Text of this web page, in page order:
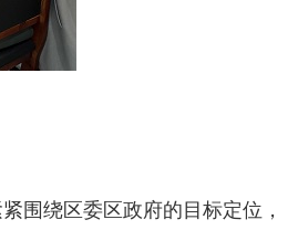
围绕区委区政府的目标定位，